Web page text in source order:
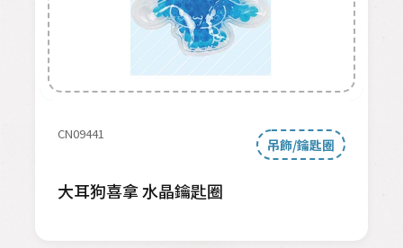
CN09441
吊飾/鑰匙圈
大耳狗喜拿 水晶鑰匙圈